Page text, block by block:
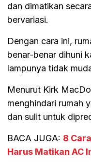
dan dimatikan
bervariasi.
Dengan cara ini,
benar-benar dihuni
lampunya tidak
Menurut Kirk
menghindari rumah
dan sulit untuk
BACA JUGA: 8
Harus Matikan AC